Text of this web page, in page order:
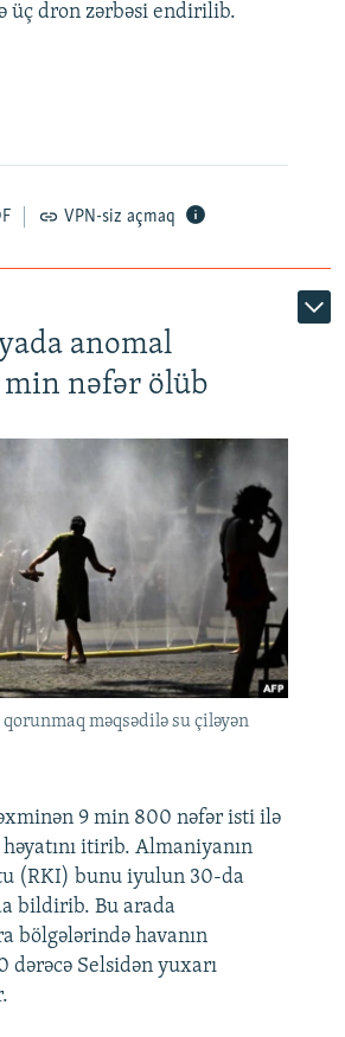
üç dron zərbəsi endirilib.
VPN-siz açmaq
anomal
nəfər ölüb
məqsədilə su çiləyən
9 min 800 nəfər isti ilə
itirib. Almaniyanın
(RKI) bunu iyulun 30-da
bildirib. Bu arada
bölgələrində havanın
Selsidən yuxarı